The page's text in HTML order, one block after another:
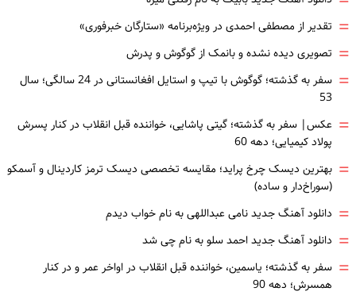
= تقدیر از مصطفی احمدی در ویژه‌برنامه «ستارگان خبرفوری»
= تصویری دیده نشده و بانمک از گوگوش و پدرش
=
سفر به گذشته؛ گوگوش با تیپ و استایل افغانستانی در 24 سالگی؛ سال
53
= عکس| سفر به گذشته؛ گیتی پاشایی، خواننده قبل انقلاب در کنار پسرش
پولاد کیمیایی؛ دهه 60
= بهترین دیسک چرخ پراید؛ مقایسه تخصصی دیسک ترمز کاردینال و آسمکو
(سوراخ‌دار و ساده)
= دانلود آهنگ جدید نامی عبداللهی به نام خواب دیدم
= دانلود آهنگ جدید احمد سلو به نام چی شد
= سفر به گذشته؛ یاسمین، خواننده قبل انقلاب در اواخر عمر و در کنار
همسرش؛ دهه 90